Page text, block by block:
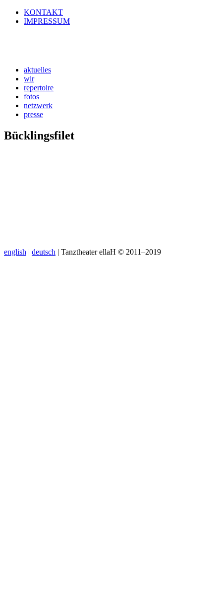
KONTAKT
IMPRESSUM
aktuelles
wir
repertoire
fotos
netzwerk
presse
Bücklingsfilet
english | deutsch | Tanztheater ellaH © 2011–2019